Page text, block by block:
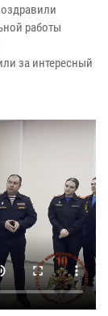
работы
за интересный